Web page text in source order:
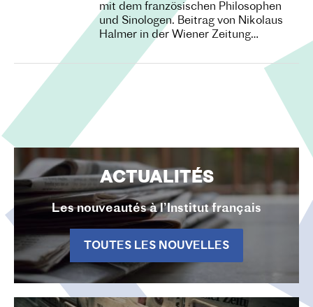
mit dem französischen Philosophen
und Sinologen. Beitrag von Nikolaus
Halmer in der Wiener Zeitung…
ACTUALITÉS
Les nouveautés à l’Institut français
TOUTES LES NOUVELLES